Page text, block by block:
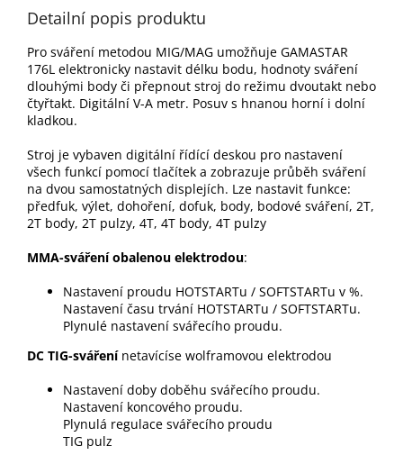
Detailní popis produktu
Pro sváření metodou MIG/MAG umožňuje GAMASTAR
176L elektronicky nastavit délku bodu, hodnoty sváření
dlouhými body či přepnout stroj do režimu dvoutakt nebo
čtyřtakt. Digitální V-A metr. Posuv s hnanou horní i dolní
kladkou.
Stroj je vybaven digitální řídící deskou pro nastavení
všech funkcí pomocí tlačítek a zobrazuje průběh sváření
na dvou samostatných displejích. Lze nastavit funkce:
předfuk, výlet, dohoření, dofuk, body, bodové sváření, 2T,
2T body, 2T pulzy, 4T, 4T body, 4T pulzy
MMA-sváření obalenou elektrodou:
Nastavení proudu HOTSTARTu / SOFTSTARTu v %.
Nastavení času trvání HOTSTARTu / SOFTSTARTu.
Plynulé nastavení svářecího proudu.
DC TIG-svářenínetavícíse wolframovou elektrodou
Nastavení doby doběhu svářecího proudu.
Nastavení koncového proudu.
Plynulá regulace svářecího proudu
TIG pulz